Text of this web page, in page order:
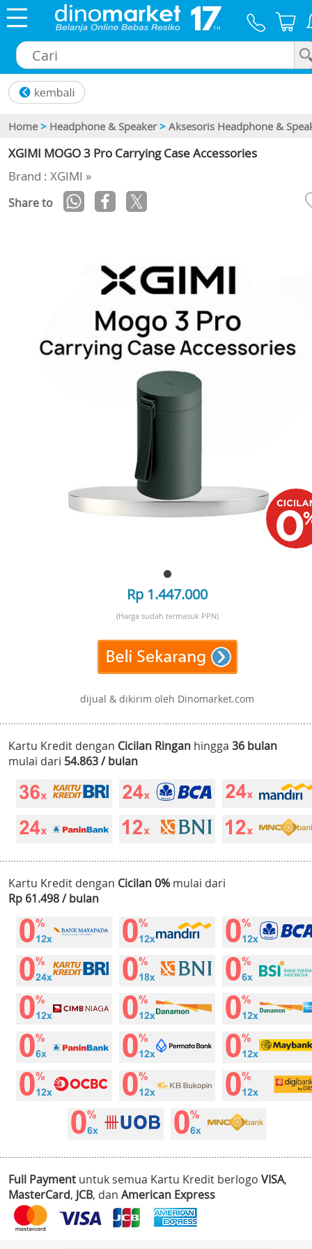
Home > Headphone & Speaker > Aksesoris Headphone &
XGIMI MOGO 3 Pro Carrying Case Accessories
Brand : XGIMI »
Share to
Rp 1.447.000
(Harga sudah termasuk PPN)
dijual & dikirim oleh Dinomarket.com
Kartu Kredit dengan Cicilan Ringan hingga 36 bulan
mulai dari 54.863 / bulan
Kartu Kredit dengan Cicilan 0% mulai dari
Rp 61.498 / bulan
Full Payment untuk semua Kartu Kredit berlogo VISA,
MasterCard, JCB, dan American Express